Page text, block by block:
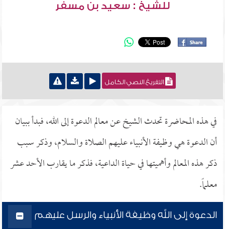
للشيخ : سعيد بن مسفر
التفريغ النصي الكامل
في هذه المحاضرة تحدث الشيخ عن معالم الدعوة إلى الله، فبدأ ببيان
أن الدعوة هي وظيفة الأنبياء عليهم الصلاة والسلام، وذكر سبب
ذكر هذه المعالم وأهميتها في حياة الداعية، فذكر ما يقارب الأحد عشر
معلماً.
الدعوة إلى الله وظيفة الأنبياء والرسل عليهم